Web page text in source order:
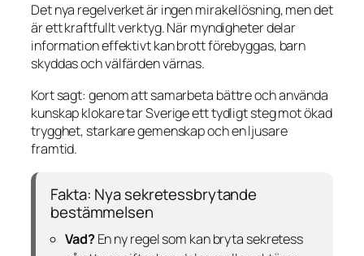
Det nya regelverket är ingen mirakellösning, men det
är ett kraftfullt verktyg. När myndigheter delar
information effektivt kan brott förebyggas, barn
skyddas och välfärden värnas.
Kort sagt: genom att samarbeta bättre och använda
kunskap klokare tar Sverige ett tydligt steg mot ökad
trygghet, starkare gemenskap och en ljusare
framtid.
Fakta: Nya sekretessbrytande
bestämmelsen
Vad?En ny regel som kan bryta sekretess